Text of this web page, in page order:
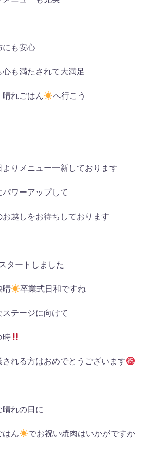
にも安心
心も満たされて大満足
晴れごはん へ行こう
よりメニュー一新しております
パワーアップして
お越しをお待ちしております
タートしました
晴 卒業式日和ですね
ステージに向けて
時
される方はおめでとうございます
晴れの日に
はん でお祝い焼肉はいかがですか